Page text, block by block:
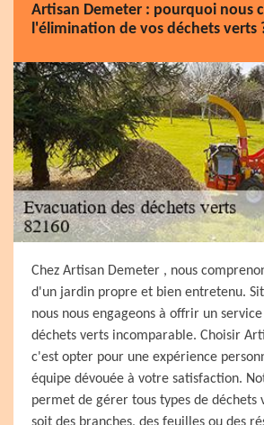
Artisan Demeter : pourquoi nous
l'élimination de vos déchets verts
Chez Artisan Demeter , nous
d'un jardin propre et bien entretenu.
nous nous engageons à offrir un
déchets verts incomparable. Choisir
c'est opter pour une expérience
équipe dévouée à votre satisfaction.
permet de gérer tous types de déchets